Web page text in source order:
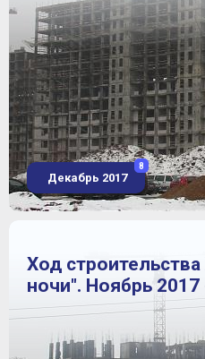
Декабрь 2017
8
Ход
ночи". Ноябрь